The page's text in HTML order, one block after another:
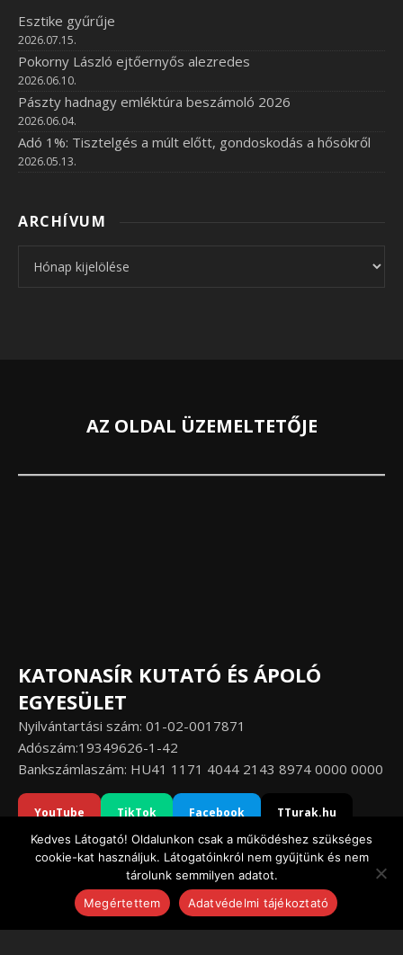
Esztike gyűrűje
2026.07.15.
Pokorny László ejtőernyős alezredes
2026.06.10.
Pászty hadnagy emléktúra beszámoló 2026
2026.06.04.
Adó 1%: Tisztelgés a múlt előtt, gondoskodás a hősökről
2026.05.13.
ARCHÍVUM
AZ OLDAL ÜZEMELTETŐJE
KATONASÍR KUTATÓ ÉS ÁPOLÓ
EGYESÜLET
Nyilvántartási szám: 01-02-0017871
Adószám:19349626-1-42
Bankszámlaszám: HU41 1171 4044 2143 8974 0000 0000
YouTube TikTok Facebook TTurak.hu
Adatvédelmi tájékoztató
Kedves Látogató! Oldalunkon csak a működéshez szükséges
cookie-kat használjuk. Látogatóinkról nem gyűjtünk és nem
tárolunk semmilyen adatot.
Megértettem
Adatvédelmi tájékoztató